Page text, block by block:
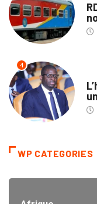
4
WP CATEGORIES